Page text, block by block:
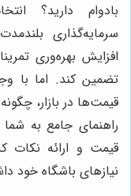
بادوام دارید؟
سرمایه‌گذاری
افزایش بهره‌وری
تضمین کند. اما با
قیمت‌ها در بازار،
راهنمای جامع به
قیمت و ارائه نکات
نیازهای باشگاه خود